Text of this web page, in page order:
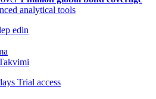
analytical tools
edin
Trial access